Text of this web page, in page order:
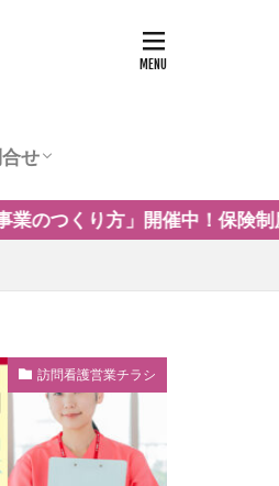
せ
会社けに頼らない自費・保
訪問看護営業チラシ